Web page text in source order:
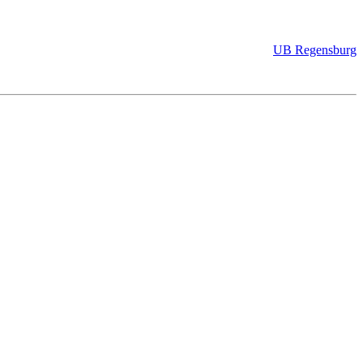
UB Regensburg